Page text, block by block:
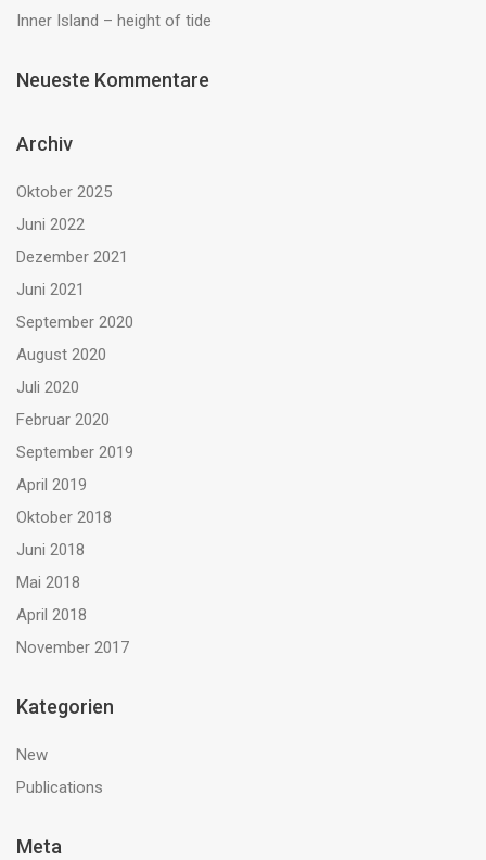
Inner Island – height of tide
Neueste Kommentare
Archiv
Oktober 2025
Juni 2022
Dezember 2021
Juni 2021
September 2020
August 2020
Juli 2020
Februar 2020
September 2019
April 2019
Oktober 2018
Juni 2018
Mai 2018
April 2018
November 2017
Kategorien
New
Publications
Meta